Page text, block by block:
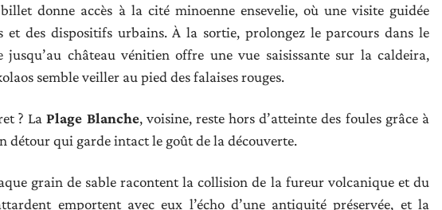
donne accès à la cité minoenne ensevelie, où une visite guidée
et des dispositifs urbains. À la sortie, prolongez le parcours dans le
jusqu’au château vénitien offre une vue saisissante sur la caldeira,
semble veiller au pied des falaises rouges.
? LaPlage Blanche, voisine, reste hors d’atteinte des foules grâce à
détour qui garde intact le goût de la découverte.
grain de sable racontent la collision de la fureur volcanique et du
emportent avec eux l’écho d’une antiquité préservée, et la